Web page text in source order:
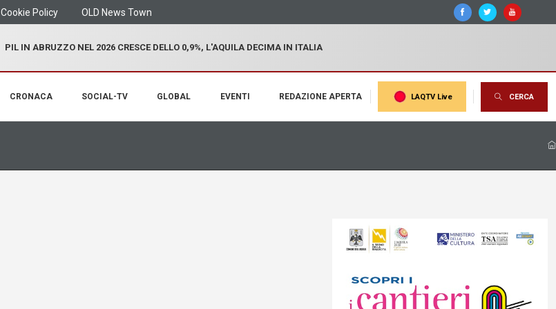
Cookie Policy OLD News Town
PIL IN ABRUZZO NEL 2026 CRESCE DELLO 0,9%, L'AQUILA DECIMA IN ITALIA
CRONACA SOCIAL-TV GLOBAL EVENTI REDAZIONE APERTA LAQTV Live CERCA